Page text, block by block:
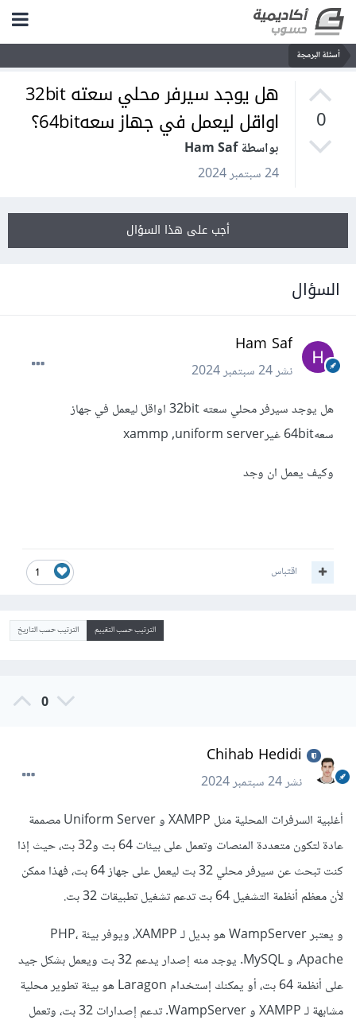
أسئلة البرمجة
0
هل يوجد سيرفر محلي سعته 32bit
اواقل ليعمل في جهاز سعه64bit؟
بواسطة Ham Saf
24 سبتمبر 2024
أجب على هذا السؤال
السؤال
Ham Saf
نشر24 سبتمبر 2024
هل يوجد سيرفر محلي سعته 32bit اواقل ليعمل في جهاز
سعه64bit غيرxammp ,uniform server
وكيف يعمل ان وجد
1 اقتباس
الترتيب حسب التقييم الترتيب حسب التاريخ
0
Chihab Hedidi
نشر24 سبتمبر 2024
أغلبية السرفرات المحلية مثل XAMPP و Uniform Server مصممة
عادة لتكون متعددة المنصات وتعمل على بيئات 64 بت و32 بت، حيث إذا
كنت تبحث عن سيرفر محلي 32 بت ليعمل على جهاز 64 بت، فهذا ممكن
لأن معظم أنظمة التشغيل 64 بت تدعم تشغيل تطبيقات 32 بت.
و يعتبر WampServer هو بديل لـ XAMPP، ويوفر بيئة PHP،
Apache، و MySQL. يوجد منه إصدار يدعم 32 بت ويعمل بشكل جيد
على أنظمة 64 بت، أو يمكنك إستخدام Laragon هو بيئة تطوير محلية
مشابهة لـ XAMPP و WampServer. تدعم إصدارات 32 بت، وتعمل